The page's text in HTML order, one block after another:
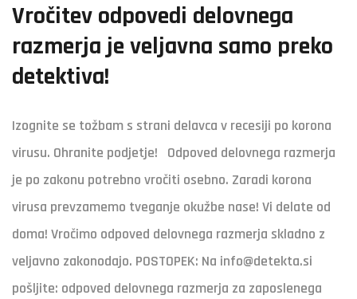
Vročitev odpovedi delovnega
razmerja je veljavna samo preko
detektiva!
Izognite se tožbam s strani delavca v recesiji po korona
virusu. Ohranite podjetje! Odpoved delovnega razmerja
je po zakonu potrebno vročiti osebno. Zaradi korona
virusa prevzamemo tveganje okužbe nase! Vi delate od
doma! Vročimo odpoved delovnega razmerja skladno z
veljavno zakonodajo. POSTOPEK: Na info@detekta.si
pošljite: odpoved delovnega razmerja za zaposlenega